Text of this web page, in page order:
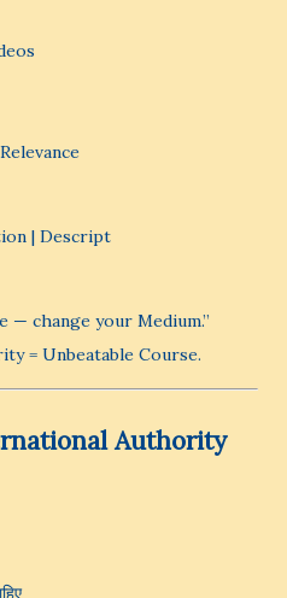
| Descript
— change your Medium.”
= Unbeatable Course.
Authority